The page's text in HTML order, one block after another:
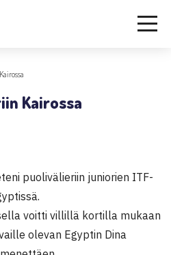
Kairossa
puolivälieriin juniorien ITF-
voitti villillä kortilla mukaan
olevan Egyptin Dina